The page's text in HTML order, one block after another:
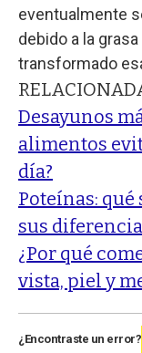
eventualmente
debido a la
transformado
Desayunos
alimentos
día?
Poteínas:
sus
¿Por qué
vista, piel y
¿Encontraste un error?